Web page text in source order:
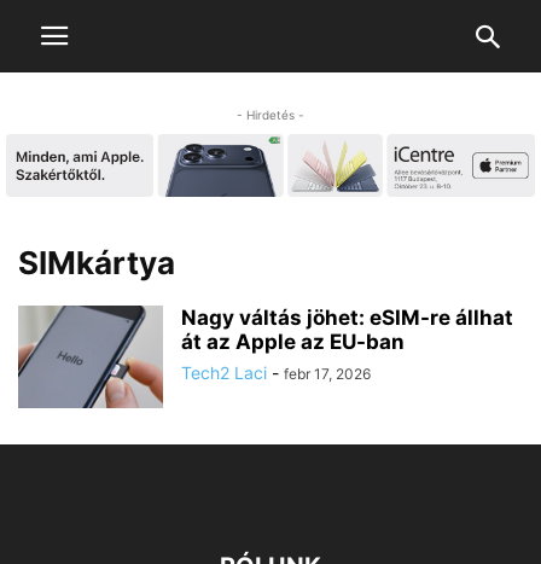
- Hirdetés -
SIMkártya
Nagy váltás jöhet: eSIM-re állhat
át az Apple az EU-ban
Tech2 Laci - febr 17, 2026